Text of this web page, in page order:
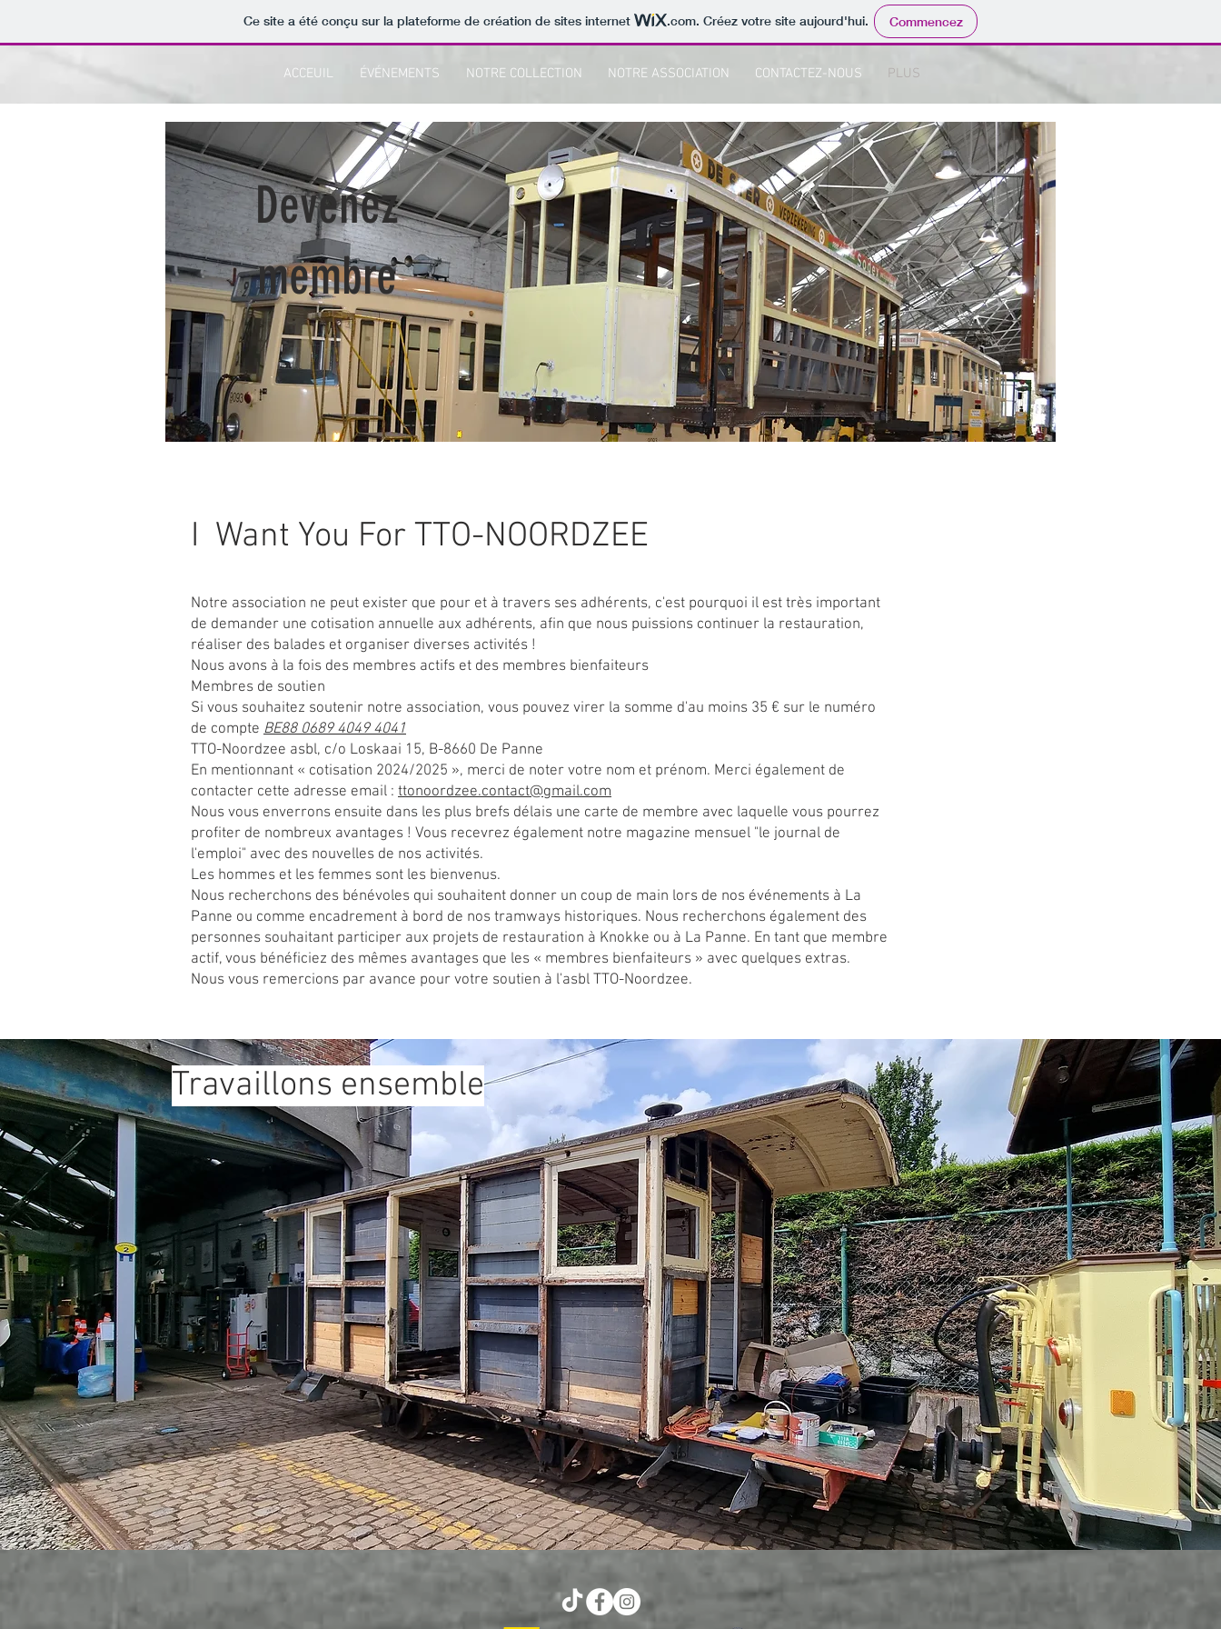
Ce site a été conçu sur la plateforme de création de sites internet .com. Créez votre site aujourd'hui. Commencez
ACCEUIL ÉVÉNEMENTS NOTRE COLLECTION NOTRE ASSOCIATION CONTACTEZ-NOUS PLUS
Devenez
membre
I Want You For TTO-NOORDZEE
Notre association ne peut exister que pour et à travers ses adhérents, c'est pourquoi il est très important
de demander une cotisation annuelle aux adhérents, afin que nous puissions continuer la restauration,
réaliser des balades et organiser diverses activités !
Nous avons à la fois des membres actifs et des membres bienfaiteurs
Membres de soutien
Si vous souhaitez soutenir notre association, vous pouvez virer la somme d'au moins 35 € sur le numéro
de compte BE88 0689 4049 4041
TTO-Noordzee asbl, c/o Loskaai 15, B-8660 De Panne
En mentionnant « cotisation 2024/2025 », merci de noter votre nom et prénom. Merci également de
contacter cette adresse email : ttonoordzee.contact@gmail.com
Nous vous enverrons ensuite dans les plus brefs délais une carte de membre avec laquelle vous pourrez
profiter de nombreux avantages ! Vous recevrez également notre magazine mensuel "le journal de
l'emploi" avec des nouvelles de nos activités.
Les hommes et les femmes sont les bienvenus.
Nous recherchons des bénévoles qui souhaitent donner un coup de main lors de nos événements à La
Panne ou comme encadrement à bord de nos tramways historiques. Nous recherchons également des
personnes souhaitant participer aux projets de restauration à Knokke ou à La Panne. En tant que membre
actif, vous bénéficiez des mêmes avantages que les « membres bienfaiteurs » avec quelques extras.
Nous vous remercions par avance pour votre soutien à l'asbl TTO-Noordzee.
Travaillons ensemble